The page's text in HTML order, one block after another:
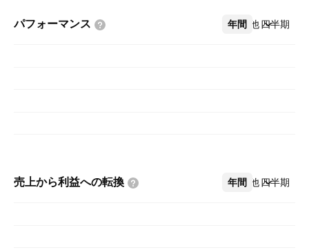
パフォーマンス 年間 四半期
その他
売上から利益への転換 年間 四半期
その他